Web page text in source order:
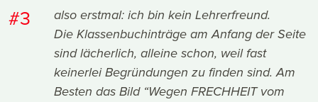
#3
also erstmal: ich bin kein Lehrerfreund.
Die Klassenbuchinträge am Anfang der Seite
sind lächerlich, alleine schon, weil fast
keinerlei Begründungen zu finden sind. Am
Besten das Bild “Wegen FRECHHEIT vom